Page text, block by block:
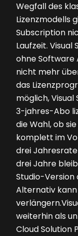
Wegfall des
Lizenzmodells
Subscription
Laufzeit.
ohne Software
nicht mehr
das
möglich, Visual
3-jahres-Abo
die Wahl, ob
komplett im
drei
drei Jahre
Studio-Version
Alternativ
weiterhin als
Cloud Solution